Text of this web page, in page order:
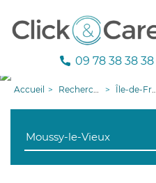
09 78 38 38 38
Accueil Recherche aide à domicile Île-de-France